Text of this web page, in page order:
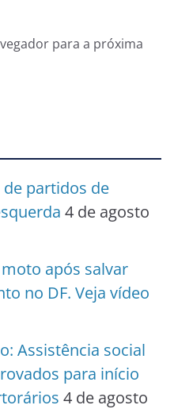
para a próxima
partidos de
4 de agosto
após salvar
no DF. Veja vídeo
Assistência social
para início
4 de agosto